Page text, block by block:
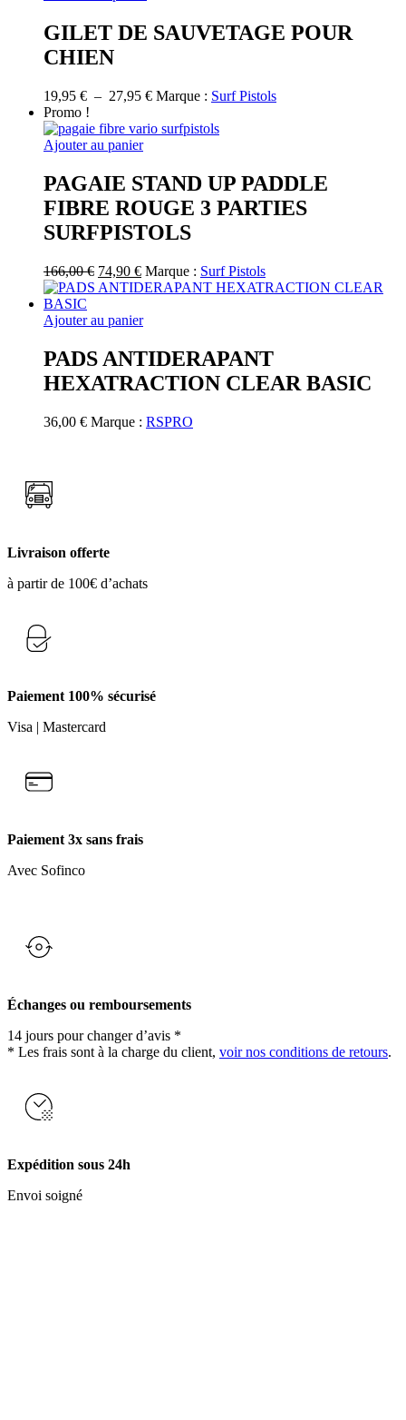
plusieurs
options
peuvent
être
choisies
la
page
du
produit
GILET DE SAUVETAGE POUR
CHIEN
19,95 € – 27,95 €Plage
prix :
27,95 €
Marque : Surf Pistols
Promo !
Ajouter au panier
PAGAIE STAND UP PADDLE
FIBRE ROUGE 3 PARTIES
SURFPISTOLS
166,00€ Le
prix
était :
74,90 €Le
prix
est :
Marque : Surf Pistols
Ajouter au panier
PADS ANTIDERAPANT
HEXATRACTION CLEAR BASIC
36,00 € Marque : RSPRO
Livraison offerte
à partir de 100€ d’achats
Paiement 100% sécurisé
Visa | Mastercard
Paiement 3x sans frais
Avec Sofinco
Échanges ou remboursements
14 jours pour changer d’avis *
* Les frais sont à la charge du client, voir nos conditions de retours.
Expédition sous 24h
Envoi soigné